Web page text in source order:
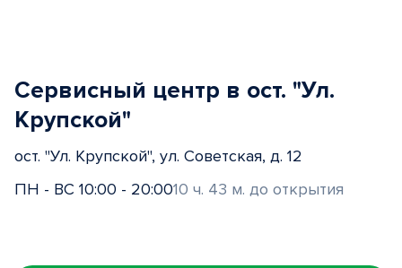
Сервисный центр в ост. "Ул.
Крупской"
ост. "Ул. Крупской", ул. Советская, д. 12
ПН - ВС 10:00 - 20:0010 ч. 43 м. до открытия